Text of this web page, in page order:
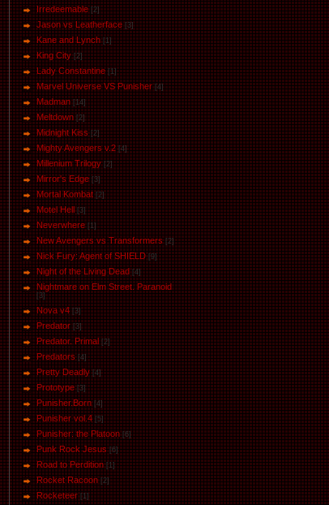
Irredeemable [2]
Jason vs Leatherface [3]
Kane and Lynch [1]
King City [2]
Lady Constantine [1]
Marvel Universe VS Punisher [4]
Маdman [14]
Meltdown [2]
Midnight Kiss [2]
Mighty Avengers v.2 [4]
Millenium Trilogy [2]
Mirror's Edge [3]
Mortal Kombat [2]
Motel Hell [3]
Neverwhere [1]
New Avengers vs Transformers [2]
Nick Fury: Agent of SHIELD [9]
Night of the Living Dead [4]
Nightmare on Elm Street. Paranoid
[3]
Nova v4 [3]
Predator [3]
Predator. Primal [2]
Predators [4]
Pretty Deadly [4]
Prototype [3]
Punisher.Born [4]
Punisher vol.4 [5]
Punisher: the Platoon [6]
Punk Rock Jesus [6]
Road to Perdition [1]
Rocket Racoon [2]
Rocketeer [1]